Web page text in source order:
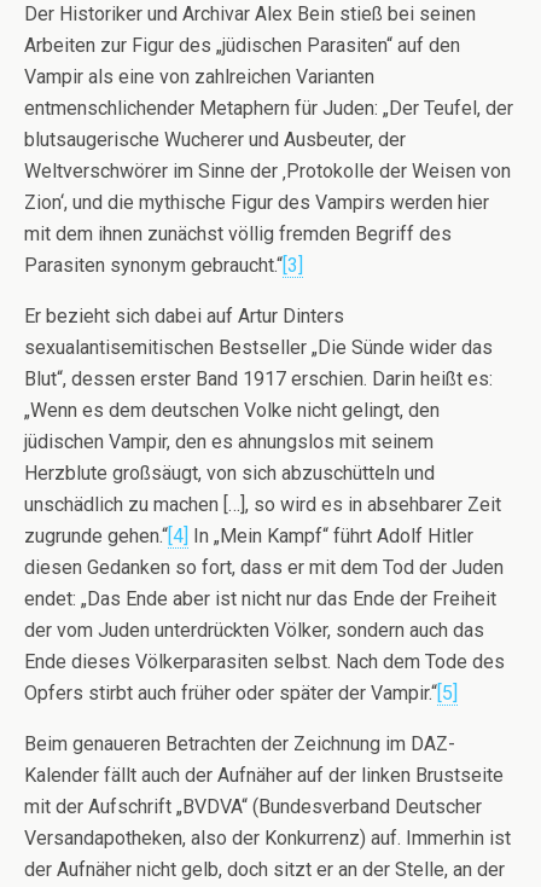
Der Historiker und Archivar Alex Bein stieß bei seinen
Arbeiten zur Figur des „jüdischen Parasiten“ auf den
Vampir als eine von zahlreichen Varianten
entmenschlichender Metaphern für Juden: „Der Teufel, der
blutsaugerische Wucherer und Ausbeuter, der
Weltverschwörer im Sinne der ‚Protokolle der Weisen von
Zion‘, und die mythische Figur des Vampirs werden hier
mit dem ihnen zunächst völlig fremden Begriff des
Parasiten synonym gebraucht.“[3]
Er bezieht sich dabei auf Artur Dinters
sexualantisemitischen Bestseller „Die Sünde wider das
Blut“, dessen erster Band 1917 erschien. Darin heißt es:
„Wenn es dem deutschen Volke nicht gelingt, den
jüdischen Vampir, den es ahnungslos mit seinem
Herzblute großsäugt, von sich abzuschütteln und
unschädlich zu machen […], so wird es in absehbarer Zeit
zugrunde gehen.“[4] In „Mein Kampf“ führt Adolf Hitler
diesen Gedanken so fort, dass er mit dem Tod der Juden
endet: „Das Ende aber ist nicht nur das Ende der Freiheit
der vom Juden unterdrückten Völker, sondern auch das
Ende dieses Völkerparasiten selbst. Nach dem Tode des
Opfers stirbt auch früher oder später der Vampir.“[5]
Beim genaueren Betrachten der Zeichnung im DAZ-
Kalender fällt auch der Aufnäher auf der linken Brustseite
mit der Aufschrift „BVDVA“ (Bundesverband Deutscher
Versandapotheken, also der Konkurrenz) auf. Immerhin ist
der Aufnäher nicht gelb, doch sitzt er an der Stelle, an der